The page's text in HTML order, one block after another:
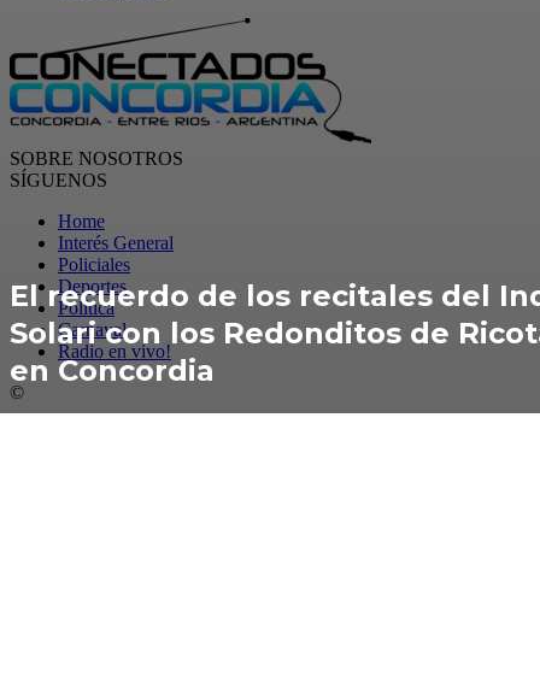
El recuerdo de los recitales del
Solari con los Redonditos de
en Concordia
SOBRE NOSOTROS
SÍGUENOS
Home
Interés General
Policiales
Deportes
Política
Carnaval
Radio en vivo!
©